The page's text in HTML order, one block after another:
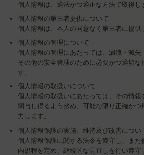
個人情報は、適法かつ適正な方法で取得し
個人情報の第三者提供について
個人情報は、本人の同意なく第三者に提供
個人情報の管理について
個人情報の管理にあたっては、漏洩・滅失
その他の安全管理のために必要かつ適切な
す。
個人情報の取扱いについて
個人情報の取扱いにあたっては、その情報
関与し得るよう努め、可能な限り正確かつ
力します。
個人情報保護の実施、維持及び改善につい
個人情報保護に関する法令を遵守し、また
内規程を定め、継続的な見直しを行い遵守